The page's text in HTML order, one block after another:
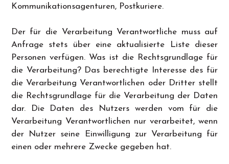
Kommunikationsagenturen, Postkuriere.
Der für die Verarbeitung Verantwortliche muss auf
Anfrage stets über eine aktualisierte Liste dieser
Personen verfügen. Was ist die Rechtsgrundlage für
die Verarbeitung? Das berechtigte Interesse des für
die Verarbeitung Verantwortlichen oder Dritter stellt
die Rechtsgrundlage für die Verarbeitung der Daten
dar. Die Daten des Nutzers werden vom für die
Verarbeitung Verantwortlichen nur verarbeitet, wenn
der Nutzer seine Einwilligung zur Verarbeitung für
einen oder mehrere Zwecke gegeben hat.